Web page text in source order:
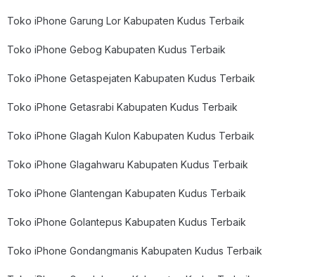
Toko iPhone Garung Lor Kabupaten Kudus Terbaik
Toko iPhone Gebog Kabupaten Kudus Terbaik
Toko iPhone Getaspejaten Kabupaten Kudus Terbaik
Toko iPhone Getasrabi Kabupaten Kudus Terbaik
Toko iPhone Glagah Kulon Kabupaten Kudus Terbaik
Toko iPhone Glagahwaru Kabupaten Kudus Terbaik
Toko iPhone Glantengan Kabupaten Kudus Terbaik
Toko iPhone Golantepus Kabupaten Kudus Terbaik
Toko iPhone Gondangmanis Kabupaten Kudus Terbaik